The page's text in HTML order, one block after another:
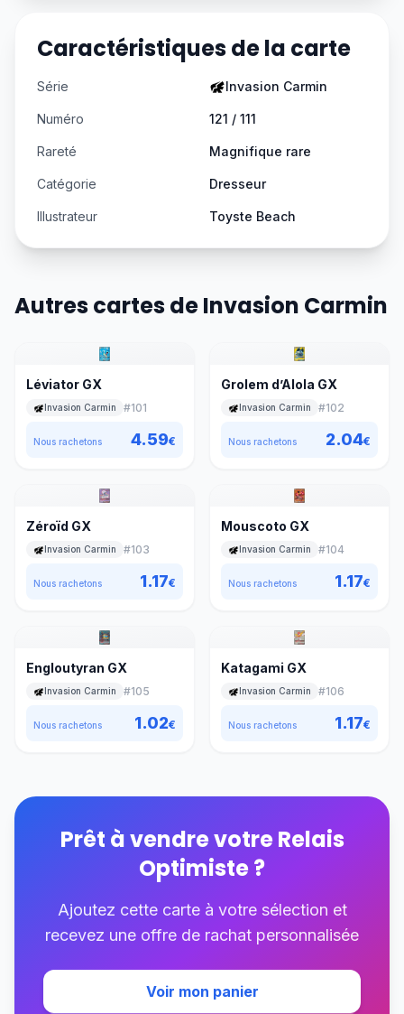
Caractéristiques de la carte
Série Invasion Carmin
Numéro 121 / 111
Rareté Magnifique rare
Catégorie Dresseur
Illustrateur Toyste Beach
Autres cartes de Invasion Carmin
Léviator GX
Invasion Carmin #101
Nous rachetons 4.59€
Grolem d’Alola GX
Invasion Carmin #102
Nous rachetons 2.04€
Zéroïd GX
Invasion Carmin #103
Nous rachetons 1.17€
Mouscoto GX
Invasion Carmin #104
Nous rachetons 1.17€
Engloutyran GX
Invasion Carmin #105
Nous rachetons 1.02€
Katagami GX
Invasion Carmin #106
Nous rachetons 1.17€
Prêt à vendre votreRelais
Optimiste?
Ajoutez cette carte à votre sélection et
recevez une offre de rachat personnalisée
Voir mon panier